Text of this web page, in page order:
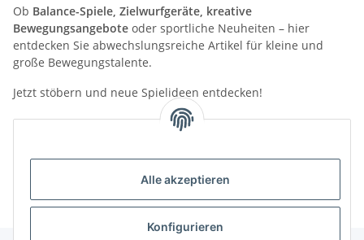
Alle akzeptieren
Konfigurieren
Ob Balance-Spiele, Zielwurfgeräte, kreative
Bewegungsangebote oder sportliche Neuheiten – hier
entdecken Sie abwechslungsreiche Artikel für kleine und
große Bewegungstalente.
Jetzt stöbern und neue Spielideen entdecken!